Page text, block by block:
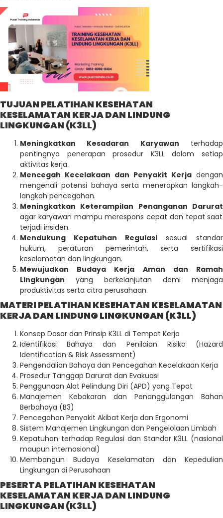
TUJUAN PELATIHAN KESEHATAN
KESELAMATAN KERJA DAN LINDUNG
LINGKUNGAN (K3LL)
Meningkatkan Kesadaran Karyawan terhadap
pentingnya penerapan prosedur K3LL dalam setiap
aktivitas kerja.
Mencegah Kecelakaan dan Penyakit Kerja dengan
mengenali potensi bahaya serta menerapkan langkah-
langkah pencegahan.
Meningkatkan Keterampilan Penanganan Darurat
agar karyawan mampu merespons cepat dan tepat saat
terjadi insiden.
Mendukung Kepatuhan Regulasi sesuai standar
hukum, peraturan pemerintah, serta sertifikasi
keselamatan dan lingkungan.
Mewujudkan Budaya Kerja Aman dan Ramah
Lingkungan yang berkelanjutan demi menjaga
produktivitas serta citra perusahaan.
MATERI PELATIHAN KESEHATAN KESELAMATAN
KERJA DAN LINDUNG LINGKUNGAN (K3LL)
Konsep Dasar dan Prinsip K3LL di Tempat Kerja
Identifikasi Bahaya dan Penilaian Risiko (Hazard
Identification & Risk Assessment)
Pengendalian Bahaya dan Pencegahan Kecelakaan Kerja
Prosedur Tanggap Darurat dan Evakuasi
Penggunaan Alat Pelindung Diri (APD) yang Tepat
Manajemen Kebakaran dan Penanggulangan Bahan
Berbahaya (B3)
Pencegahan Penyakit Akibat Kerja dan Ergonomi
Sistem Manajemen Lingkungan dan Pengelolaan Limbah
Kepatuhan terhadap Regulasi dan Standar K3LL (nasional
maupun internasional)
Membangun Budaya Keselamatan dan Kepedulian
Lingkungan di Perusahaan
PESERTA PELATIHAN KESEHATAN
KESELAMATAN KERJA DAN LINDUNG
LINGKUNGAN (K3LL)